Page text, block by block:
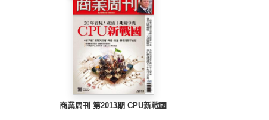
商業周刊 第2013期 CPU新戰國